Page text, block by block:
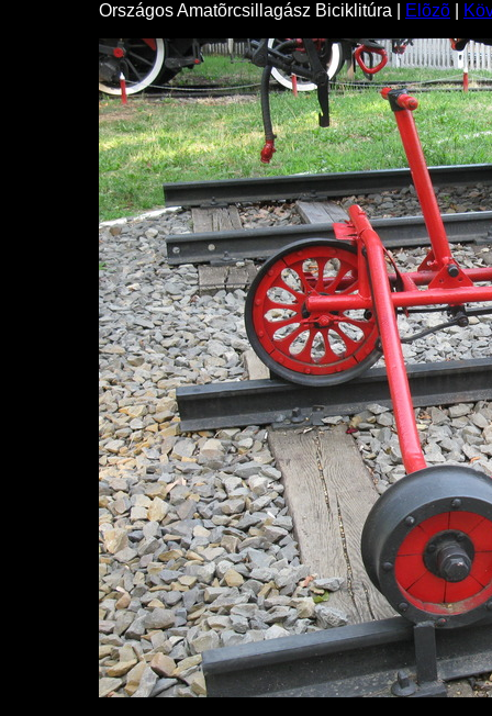
Országos Amatõrcsillagász Biciklitúra | Elõzõ